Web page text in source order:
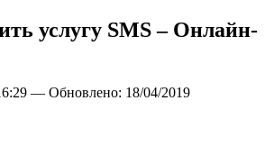
услугу SMS – Онлайн-
— Обновлено: 18/04/2019